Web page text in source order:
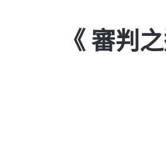
《 審判